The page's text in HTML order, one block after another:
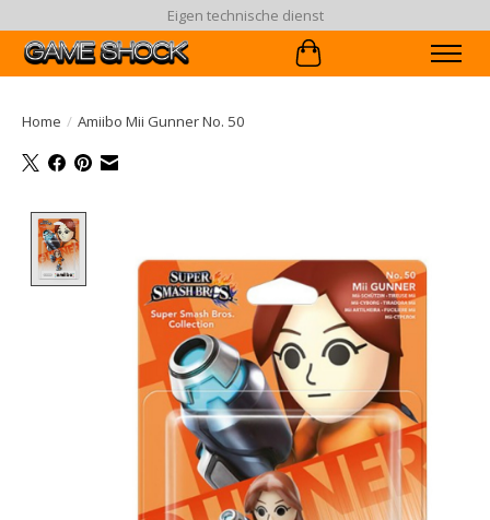
Eigen technische dienst
Winkelwagen
Home / Amiibo Mii Gunner No. 50